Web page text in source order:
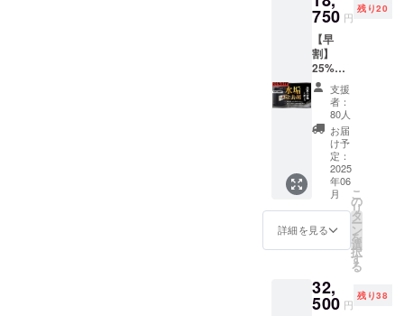
剤」1本
・オリ
ジナル
ステッ
カー 1
枚 ・愛
車施工
動画ご
提供
0円（税
込）
750 円
残り20
【早
割】
25%OF
F（限定
100名
様） セ
ンス
アール
「水垢
除去剤
4L」×1
定価
25,000
円（税
込）
→18,75
込）
支援
者：
80人
お届
け予
定：
2025
年06
月
詳細を見る
こ
の
リ
タ
ー
ン
を
選
択
す
る
32,
500 円
残り38